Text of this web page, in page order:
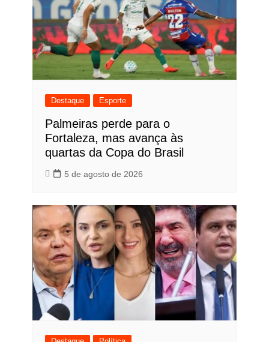
Destaque Esporte
Palmeiras perde para o
Fortaleza, mas avança às
quartas da Copa do Brasil
5 de agosto de 2026